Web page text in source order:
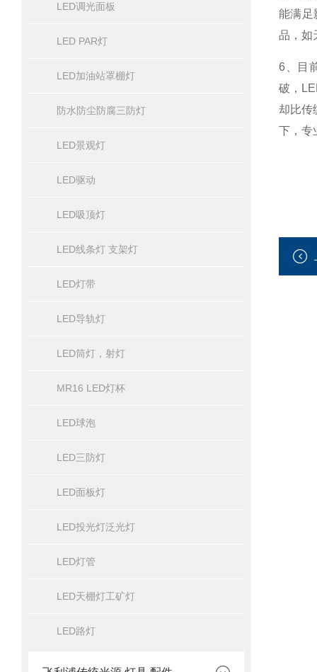
LED调光面板
LED PAR灯
LED加油站罩棚灯
防水防尘防腐三防灯
LED景观灯
LED驱动
LED吸顶灯
LED线条灯 支架灯
LED灯带
LED导轨灯
LED筒灯，射灯
MR16 LED灯杯
LED球泡
LED三防灯
LED面板灯
LED投光灯泛光灯
LED灯管
LED天棚灯工矿灯
LED路灯
能满足
品，如
6、目
破，
却比传
下，专